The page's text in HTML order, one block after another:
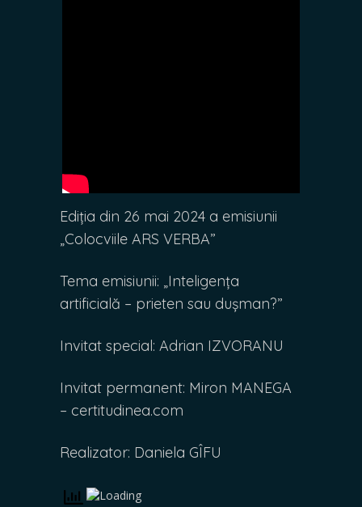
Ediția din 26 mai 2024 a emisiunii
„Colocviile ARS VERBA”
Tema emisiunii: „Inteligența
artificială – prieten sau dușman?”
Invitat special: Adrian IZVORANU
Invitat permanent: Miron MANEGA
– certitudinea.com
Realizator: Daniela GÎFU